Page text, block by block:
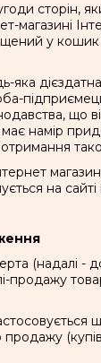
сторін,
магазині
у
яка
що
намір
магазин
на сайті
(надалі -
продажу